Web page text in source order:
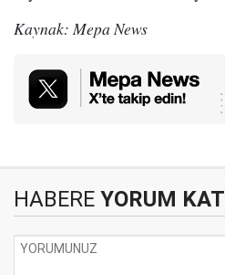
Kaynak: Mepa News
HABERE YORUM KAT